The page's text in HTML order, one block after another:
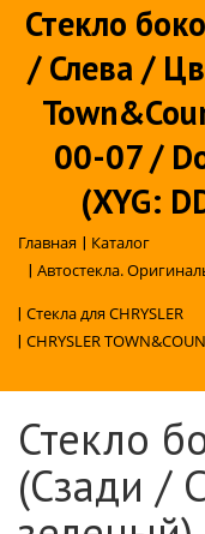
Стекло
/ Слева /
00-07 /
(XYG:
Главная | Каталог
| Автостекла.
| Стекла для CHRYSLER
| CHRYSLER
Стекло
(Сзади /